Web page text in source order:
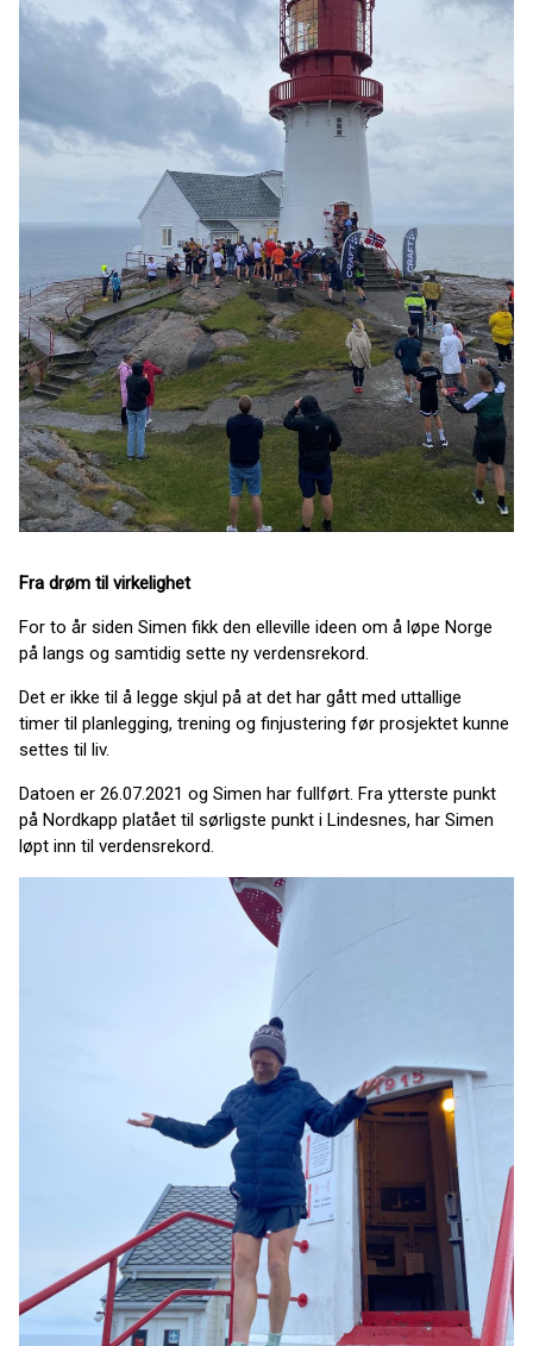
Fra drøm til virkelighet
For to år siden Simen fikk den elleville ideen om å løpe Norge
på langs og samtidig sette ny verdensrekord.
Det er ikke til å legge skjul på at det har gått med uttallige
timer til planlegging, trening og finjustering før prosjektet kunne
settes til liv.
Datoen er 26.07.2021 og Simen har fullført. Fra ytterste punkt
på Nordkapp platået til sørligste punkt i Lindesnes, har Simen
løpt inn til verdensrekord.